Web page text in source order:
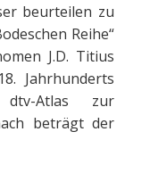
beurteilen zu
Reihe“
J.D. Titius
Jahrhunderts
Atlas zur
beträgt der